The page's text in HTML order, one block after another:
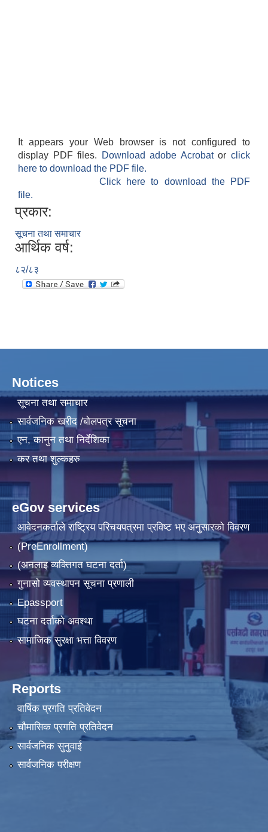
It appears your Web browser is not configured to
display PDF files.
Download adobe Acrobatorclick
here to download the PDF file.
Click here to download the PDF
file.
प्रकार:
सूचना तथा समाचार
आर्थिक वर्ष:
८२/८३
Notices
सूचना तथा समाचार
सार्वजनिक खरीद /बोलपत्र सूचना
एन, कानुन तथा निर्देशिका
कर तथा शुल्कहरु
eGov services
आवेदनकर्ताले राष्‍ट्रिय परिचयपत्रमा प्रविष्ट भए अनुसारको विवरण
(PreEnrollment)
(अनलाइ व्यक्तिगत घटना दर्ता)
गुनासो व्यवस्थापन सूचना प्रणाली
Epassport
घटना दर्ताको अवश्था
सामाजिक सुरक्षा भत्ता विवरण
Reports
वार्षिक प्रगति प्रतिवेदन
चौमासिक प्रगति प्रतिवेदन
सार्वजनिक सुनुवाई
सार्वजनिक परीक्षण